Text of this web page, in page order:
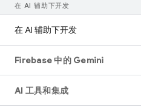
在 AI 辅助下开发
在 AI 辅助下开发
Firebase 中的 Gemini
AI 工具和集成